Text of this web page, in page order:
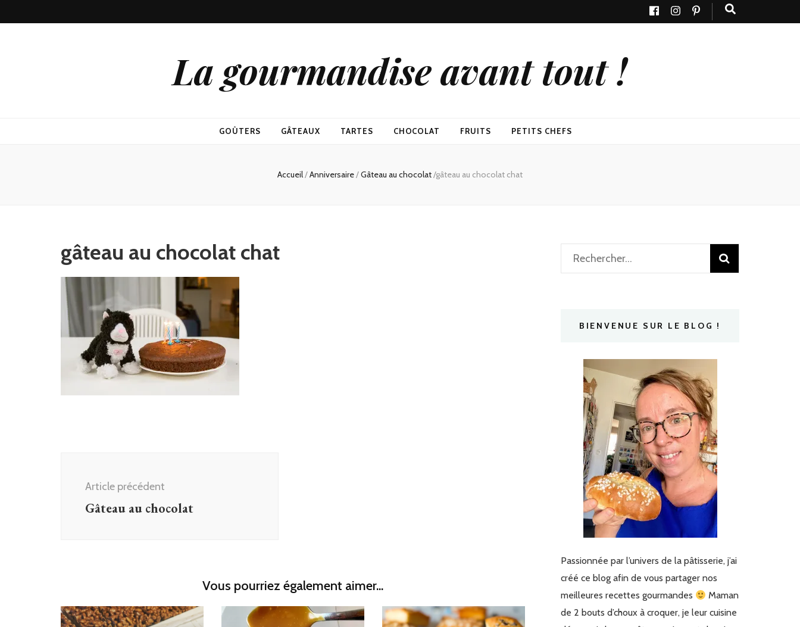
La gourmandise avant tout !
GOÛTERS GÂTEAUX TARTES CHOCOLAT FRUITS PETITS CHEFS
Accueil/Anniversaire/Gâteau au chocolat/gâteau au chocolat chat
gâteau au chocolat chat
d'article
Article précédent
Gâteau au chocolat
Vous pourriez également aimer...
Rechercher :
BIENVENUE SUR LE BLOG !
Passionnée par l’univers de la pâtisserie, j’ai
créé ce blog afin de vous partager nos
meilleures recettes gourmandes
Maman
de 2 bouts d’choux à croquer, je leur cuisine